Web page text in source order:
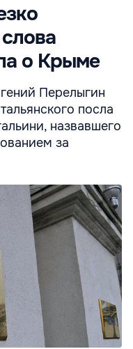
о Крыме
Перелыгин
посла
назвавшего
за